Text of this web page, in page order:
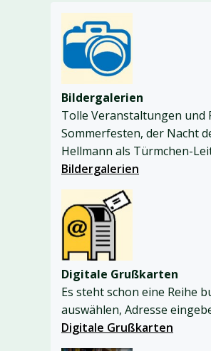
Bildergalerien
Tolle Veranstaltungen und
Sommerfesten, der Nacht
Hellmann als Türmchen-
Bildergalerien
Digitale Grußkarten
Es steht schon eine Reihe
auswählen, Adresse
Digitale Grußkarten